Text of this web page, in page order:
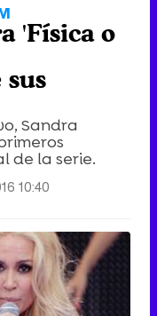
'Física o
Sandra
de la serie.
10:40